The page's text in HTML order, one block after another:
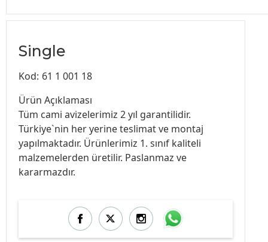
Single
Kod: 61 1 001 18
Ürün Açıklaması
Tüm cami avizelerimiz 2 yıl garantilidir.
Türkiye`nin her yerine teslimat ve montaj
yapılmaktadır. Ürünlerimiz 1. sınıf kaliteli
malzemelerden üretilir. Paslanmaz ve
kararmazdır.